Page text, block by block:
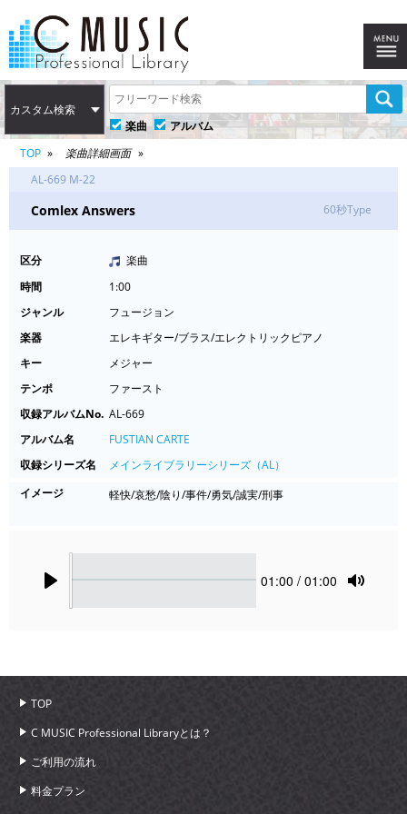
カスタム検索
楽曲
アルバム
TOP
楽曲詳細画面
AL-669 M-22
Comlex Answers 60秒Type
区分
楽曲
時間
1:00
ジャンル
フュージョン
楽器
エレキギター/ブラス/エレクトリックピアノ
キー
メジャー
テンポ
ファースト
収録アルバムNo. AL-669
アルバム名
FUSTIAN CARTE
収録シリーズ名
メインライブラリーシリーズ（AL）
イメージ
軽快/哀愁/陰り/事件/勇気/誠実/刑事
Current
01:00 / 01:00
TOP
C MUSIC Professional Libraryとは？
ご利用の流れ
料金プラン